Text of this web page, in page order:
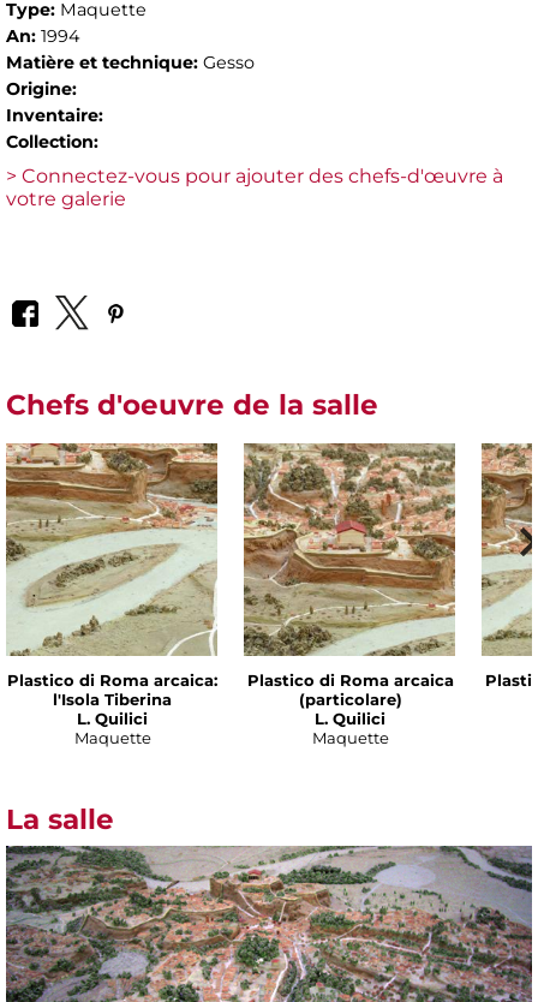
Type: Maquette
An: 1994
Matière et technique: Gesso
Origine:
Inventaire:
Collection:
> Connectez-vous pour ajouter des chefs-d'œuvre à
votre galerie
Chefs d'oeuvre de la salle
Plastico di Roma arcaica:
l'Isola Tiberina
L. Quilici
Maquette
Plastico di Roma arcaica
(particolare)
L. Quilici
Maquette
La salle